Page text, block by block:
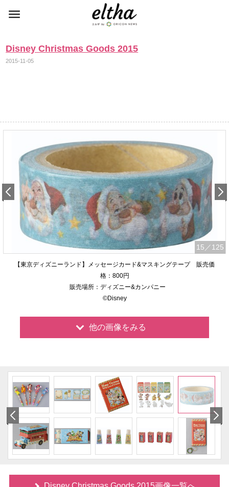
Disney Christmas Goods 2015
2015-11-05
15 ／125
【東京ディズニーランド】メッセージカード&マスキングテープ 販売価
格：800円
販売場所：ディズニー&カンパニー
©Disney
他の画像をみる